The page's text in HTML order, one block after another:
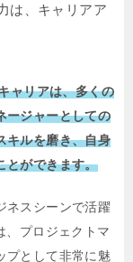
は、キャリアア
ャリアは、多くの
ージャーとしての
キルを磨き、自身
とができます。
ネスシーンで活躍
、プロジェクトマ
プとして非常に魅